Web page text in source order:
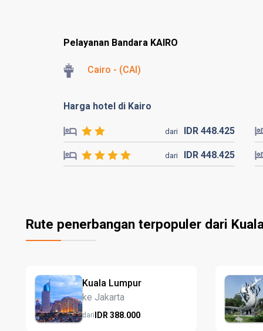
Pelayanan Bandara KAIRO
Cairo - (CAI)
Harga hotel di Kairo
dari IDR 448.425
dari IDR 448.425
Rute penerbangan terpopuler dari
Kuala Lumpur
ke Jakarta
dariIDR 388.000